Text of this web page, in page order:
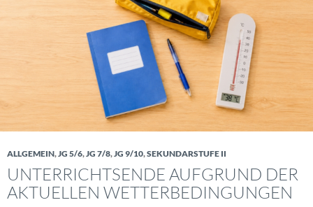
ALLGEMEIN,JG 5/6,JG 7/8,JG 9/10,SEKUNDARSTUFE II
UNTERRICHTSENDE AUFGRUND DER
AKTUELLEN WETTERBEDINGUNGEN